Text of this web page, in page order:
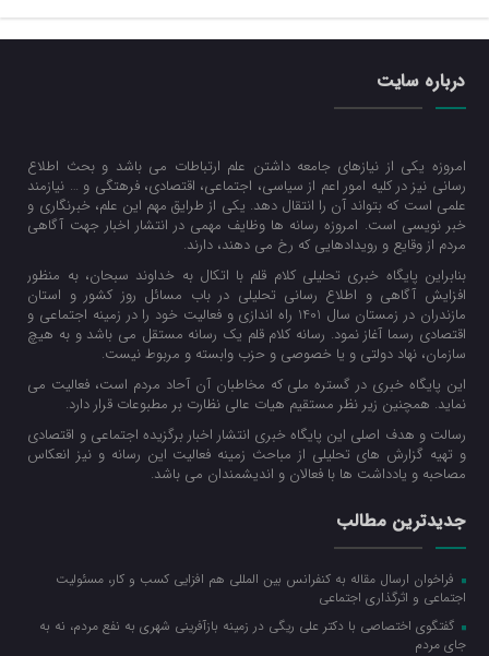
درباره سایت
امروزه یکی از نیازهای جامعه داشتن علم ارتباطات می باشد و بحث اطلاع
رسانی نیز در کلیه امور اعم از سیاسی، اجتماعی، اقتصادی، فرهتگی و … نیازمند
علمی است که بتواند آن را انتقال دهد. یکی از طرایق مهم این علم، خبرنگاری و
خبر نویسی است. امروزه رسانه ها وظایف مهمی در انتشار اخبار جهت آگاهی
مردم از وقایع و رویدادهایی که رخ می دهند، دارند.
بنابراین پایگاه خبری تحلیلی کلام قلم با اتکال به خداوند سبحان، به منظور
افزایش آگاهی و اطلاع رسانی تحلیلی در باب مسائل روز کشور و استان
مازندران در زمستان سال 1401 راه اندازی و فعالیت خود را در زمینه اجتماعی و
اقتصادی رسما آغاز نمود. رسانه کلام قلم یک رسانه مستقل می باشد و به هیچ
سازمان، نهاد دولتی و یا خصوصی و حزب وابسته و مربوط نیست.
این پایگاه خبری در گستره ملی که مخاطبان آن آحاد مردم است، فعالیت می
نماید. همچنین زیر نظر مستقیم هیات عالی نظارت بر مطبوعات قرار دارد.
رسالت و هدف اصلی این پایگاه خبری انتشار اخبار برگزیده اجتماعی و اقتصادی
و تهیه گزارش های تحلیلی از مباحث زمینه فعالیت این رسانه و نیز انعکاس
مصاحبه و یادداشت ها با فعالان و اندیشمندان می باشد.
جدیدترین مطالب
فراخوان ارسال مقاله به کنفرانس بین المللی هم افزایی کسب و کار، مسئولیت
اجتماعی و اثرگذاری اجتماعی
گفتگوی اختصاصی با دکتر علی ریگی در زمینه بازآفرینی شهری به نفع مردم، نه به
جای مردم